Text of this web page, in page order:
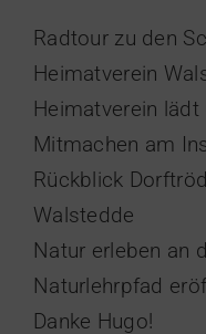
Radtour zu den
Heimatverein
Heimatverein
Mitmachen am
Rückblick
Walstedde
Natur erleben an
Naturlehrpfad
Danke Hugo!